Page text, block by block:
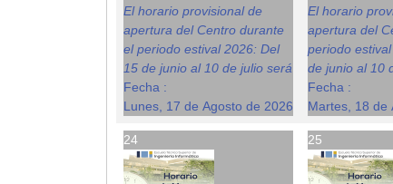
El horario provisional de
apertura del Centro durante
el periodo estival 2026: Del
15 de junio al 10 de julio será
Fecha :
Lunes, 17 de Agosto de 2026
El horario
apertura del
periodo
de junio al 10
Fecha :
Martes, 18 de
24 25